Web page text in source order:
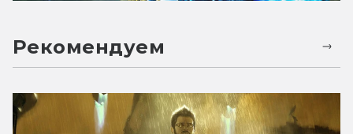
Рекомендуем